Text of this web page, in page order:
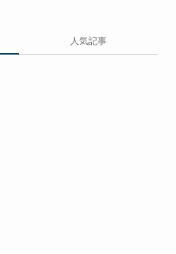
人気記事